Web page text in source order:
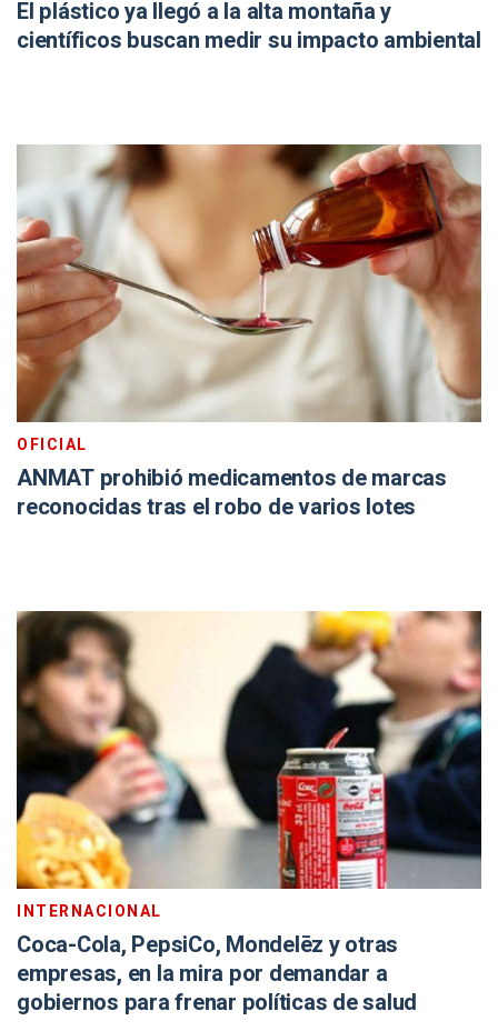
El plástico ya llegó a la alta montaña y
científicos buscan medir su impacto ambiental
OFICIAL
ANMAT prohibió medicamentos de marcas
reconocidas tras el robo de varios lotes
INTERNACIONAL
Coca-Cola, PepsiCo, Mondelēz y otras
empresas, en la mira por demandar a
gobiernos para frenar políticas de salud